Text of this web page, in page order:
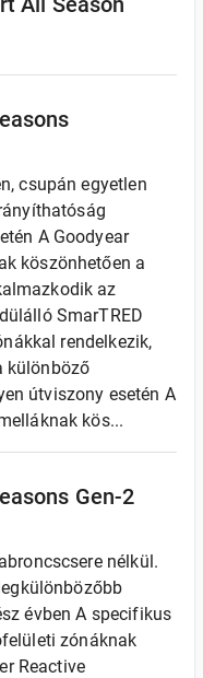
csupán egyetlen
A Goodyear
köszönhetően a
az
SmarTRED
rendelkezik,
különböző
útviszony esetén A
kös...
Gen-2
nélkül.
évben A specifikus
zónáknak
Reactive